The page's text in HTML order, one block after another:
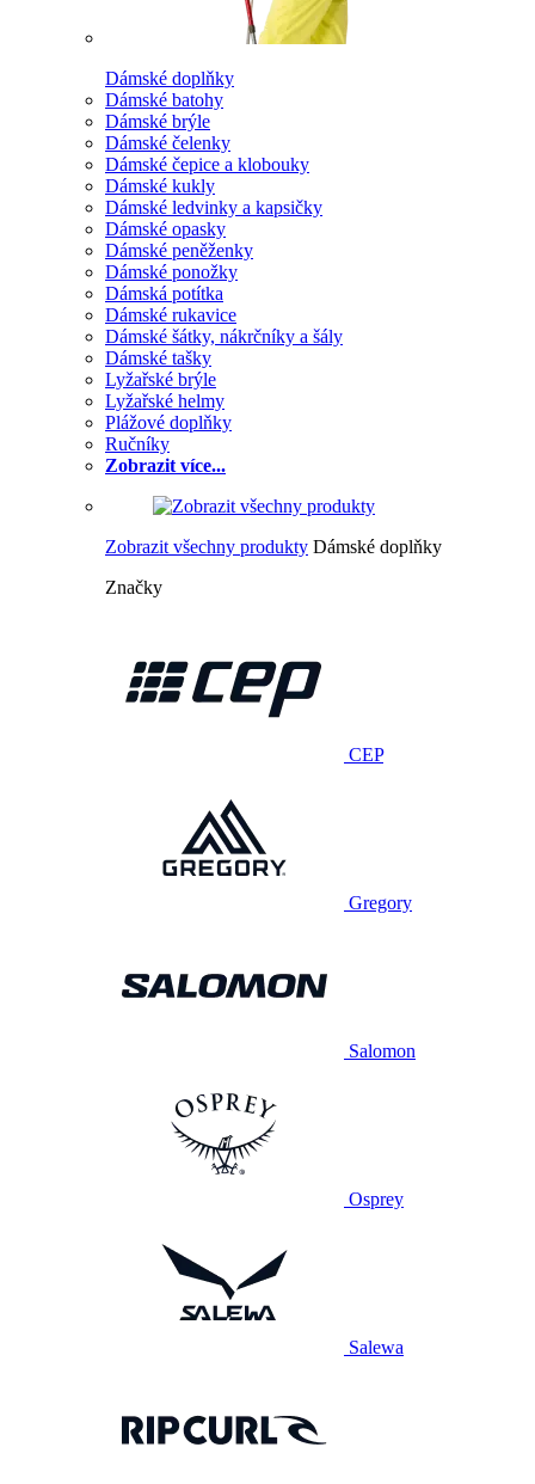
Dámské doplňky
Dámské batohy
Dámské brýle
Dámské čelenky
Dámské čepice a klobouky
Dámské kukly
Dámské ledvinky a kapsičky
Dámské opasky
Dámské peněženky
Dámské ponožky
Dámská potítka
Dámské rukavice
Dámské šátky, nákrčníky a šály
Dámské tašky
Lyžařské brýle
Lyžařské helmy
Plážové doplňky
Ručníky
Zobrazit více...
Zobrazit všechny produkty Dámské doplňky
Značky
CEP
Gregory
Salomon
Osprey
Salewa